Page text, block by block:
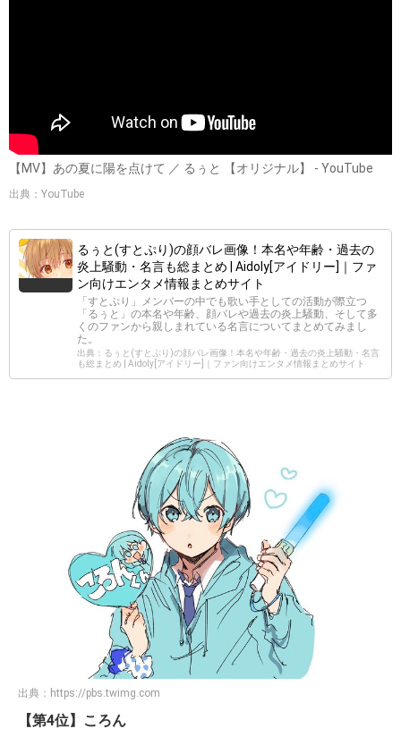
【MV】あの夏に陽を点けて ／ るぅと 【オリジナル】 - YouTube
出典：YouTube
るぅと(すとぷり)の顔バレ画像！本名や年齢・過去の
炎上騒動・名言も総まとめ | Aidoly[アイドリー]｜ファ
ン向けエンタメ情報まとめサイト
「すとぷり」メンバーの中でも歌い手としての活動が際立つ
「るぅと」の本名や年齢、顔バレや過去の炎上騒動、そして多
くのファンから親しまれている名言についてまとめてみまし
た。
出典：るぅと(すとぷり)の顔バレ画像！本名や年齢・過去の炎上騒動・名言
も総まとめ | Aidoly[アイドリー]｜ファン向けエンタメ情報まとめサイト
出典： https://pbs.twimg.com
【第4位】ころん